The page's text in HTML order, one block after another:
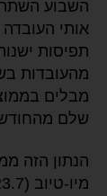
השבוע
תפיסות
מהעובדות
שלם
הנתון הזה